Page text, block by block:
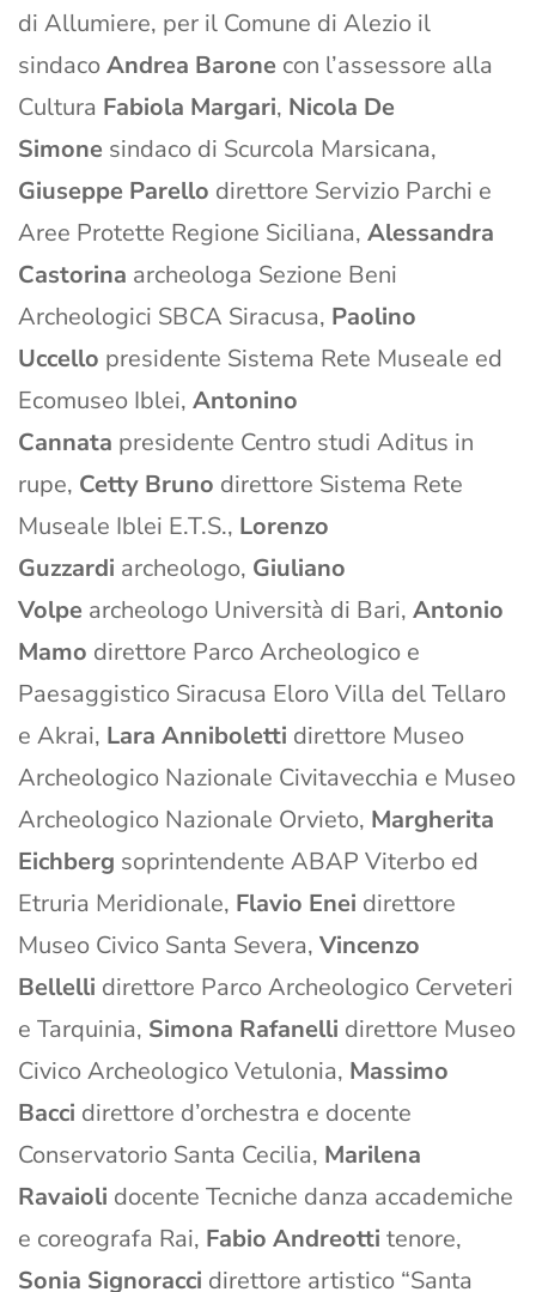
di Allumiere, per il Comune di Alezio il
sindacoAndrea Barone con l’assessore alla
Cultura Fabiola Margari, Nicola De
Simone sindaco di Scurcola Marsicana,
Giuseppe Parello direttore Servizio Parchi e
Aree Protette Regione Siciliana, Alessandra
Castorina archeologa Sezione Beni
Archeologici SBCA Siracusa, Paolino
Uccello presidente Sistema Rete Museale ed
Ecomuseo Iblei, Antonino
Cannata presidente Centro studi Aditus in
rupe, Cetty Bruno direttore Sistema Rete
Museale Iblei E.T.S., Lorenzo
Guzzardi archeologo, Giuliano
Volpe archeologo Università di Bari, Antonio
Mamo direttore Parco Archeologico e
Paesaggistico Siracusa Eloro Villa del Tellaro
e Akrai, Lara Anniboletti direttore Museo
Archeologico Nazionale Civitavecchia e Museo
Archeologico Nazionale Orvieto, Margherita
Eichberg soprintendente ABAP Viterbo ed
Etruria Meridionale, Flavio Enei direttore
Museo Civico Santa Severa, Vincenzo
Bellelli direttore Parco Archeologico Cerveteri
e Tarquinia, Simona Rafanelli direttore Museo
Civico Archeologico Vetulonia, Massimo
Bacci direttore d’orchestra e docente
Conservatorio Santa Cecilia, Marilena
Ravaioli docente Tecniche danza accademiche
e coreografa Rai, Fabio Andreotti tenore,
Sonia Signoracci direttore artistico “Santa